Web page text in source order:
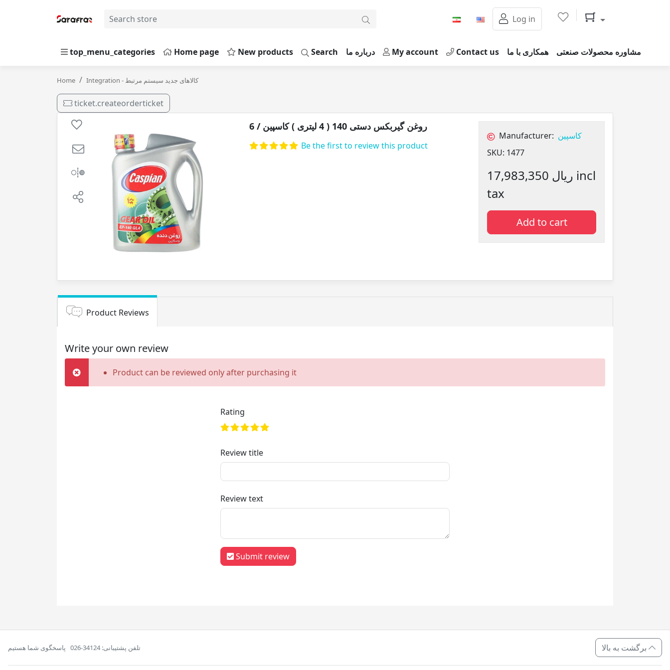
Log in Shopping cart
top_menu_categories Home page New products Search درباره ما My account Contact us همکاری با ما مشاوره محصولات صنعتی
Home Integration - کالاهای جدید سیستم مرتبط
روغن گیربکس دستی 140 ( 4 لیتری ) کاسپین / 6
ticket.createorderticket
روغن گیربکس دستی 140 ( 4 لیتری ) کاسپین / 6
Be the first to review this product
Manufacturer: کاسپین
SKU: 1477
17,983,350 ریال incl
tax
Add to cart
Product Reviews
Write your own review
Product can be reviewed only after purchasing it
Rating
Review title
Review text
Submit review
تلفن پشتیبانی: 34124-026 پاسخگوی شما هستیم